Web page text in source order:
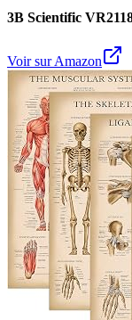
3B Scientific
Voir sur Amazon